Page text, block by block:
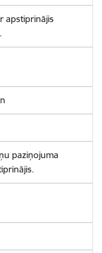
apstiprinājis
paziņojuma